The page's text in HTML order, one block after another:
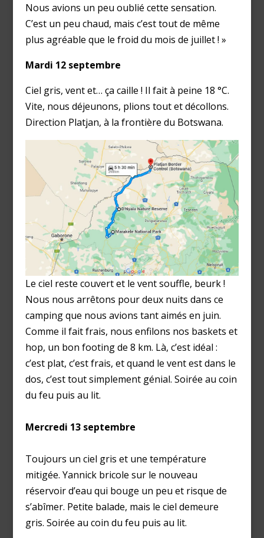
Nous avions un peu oublié cette sensation.
C’est un peu chaud, mais c’est tout de même
plus agréable que le froid du mois de juillet ! »
Mardi 12 septembre
Ciel gris, vent et… ça caille ! Il fait à peine 18 °C.
Vite, nous déjeunons, plions tout et décollons.
Direction Platjan, à la frontière du Botswana.
Le ciel reste couvert et le vent souffle, beurk !
Nous nous arrêtons pour deux nuits dans ce
camping que nous avions tant aimés en juin.
Comme il fait frais, nous enfilons nos baskets et
hop, un bon footing de 8 km. Là, c’est idéal :
c’est plat, c’est frais, et quand le vent est dans le
dos, c’est tout simplement génial. Soirée au coin
du feu puis au lit.
Mercredi 13 septembre
Toujours un ciel gris et une température
mitigée. Yannick bricole sur le nouveau
réservoir d’eau qui bouge un peu et risque de
s’abîmer. Petite balade, mais le ciel demeure
gris. Soirée au coin du feu puis au lit.